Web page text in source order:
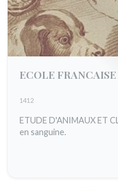
ECOLE
1412
ETUDE D'ANIMAUX ET
en sanguine.